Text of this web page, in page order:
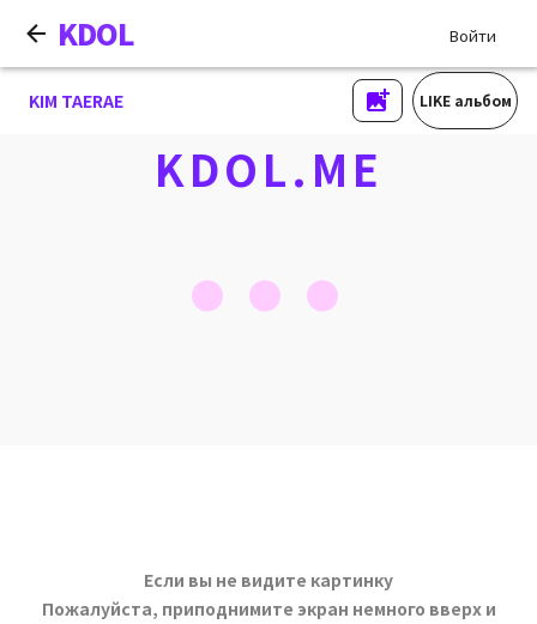
KDOL Войти
KIM TAERAE LIKE альбом
KDOL.ME
Если вы не видите картинку
Пожалуйста, приподнимите экран немного вверх и